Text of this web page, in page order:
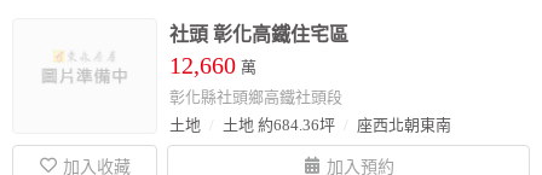
社頭 彰化高鐵住宅區
12,660 萬
彰化縣社頭鄉高鐵社頭段
土地
土地 約684.36坪 座西北朝東南